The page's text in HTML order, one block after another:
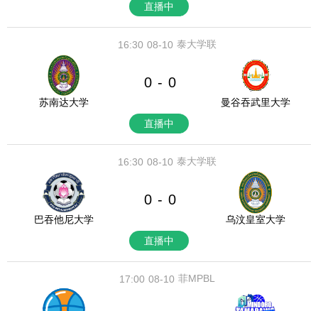
直播中
08-10
16:30 泰大学联
苏南达大学
0 - 0
曼谷吞武里大学
直播中
08-10
16:30 泰大学联
巴吞他尼大学
0 - 0
乌汶皇室大学
直播中
08-10
17:00 菲MPBL